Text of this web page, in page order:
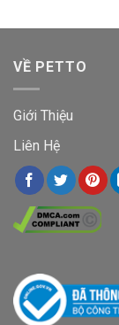
VỀ PETTO
Giới Thiệu
Liên Hệ